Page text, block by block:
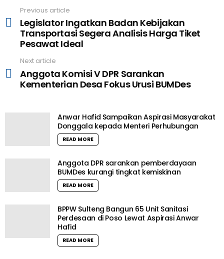
more
Previous article
Legislator Ingatkan Badan Kebijakan
Transportasi Segera Analisis Harga Tiket
Pesawat Ideal
Next article
Anggota Komisi V DPR Sarankan
Kementerian Desa Fokus Urusi BUMDes
Anwar Hafid Sampaikan Aspirasi Masyarakat
Donggala kepada Menteri Perhubungan
READ MORE
Anggota DPR sarankan pemberdayaan
BUMDes kurangi tingkat kemiskinan
READ MORE
BPPW Sulteng Bangun 65 Unit Sanitasi
Perdesaan di Poso Lewat Aspirasi Anwar
Hafid
READ MORE